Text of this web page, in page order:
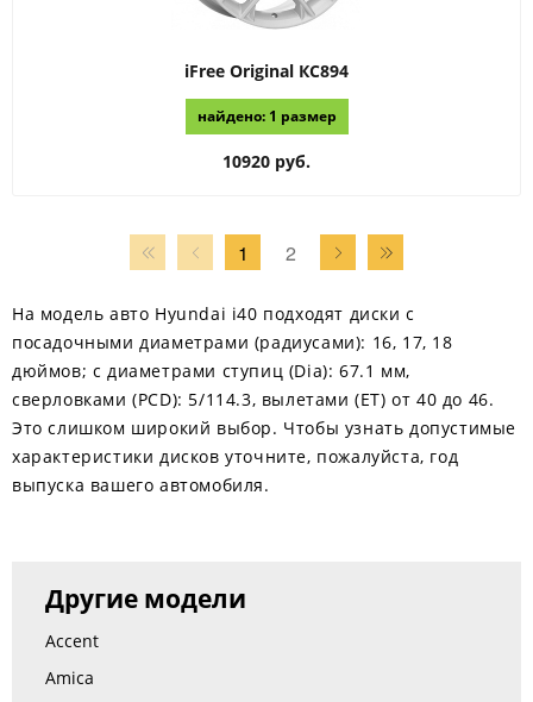
iFree Original КС894
найдено: 1 размер
10920 руб.
1 2
На модель авто Hyundai i40 подходят диски с
посадочными диаметрами (радиусами): 16, 17, 18
дюймов; с диаметрами ступиц (Dia): 67.1 мм,
сверловками (PCD): 5/114.3, вылетами (ЕТ) от 40 до 46.
Это слишком широкий выбор. Чтобы узнать допустимые
характеристики дисков уточните, пожалуйста, год
выпуска вашего автомобиля.
Другие модели
Accent
Amica